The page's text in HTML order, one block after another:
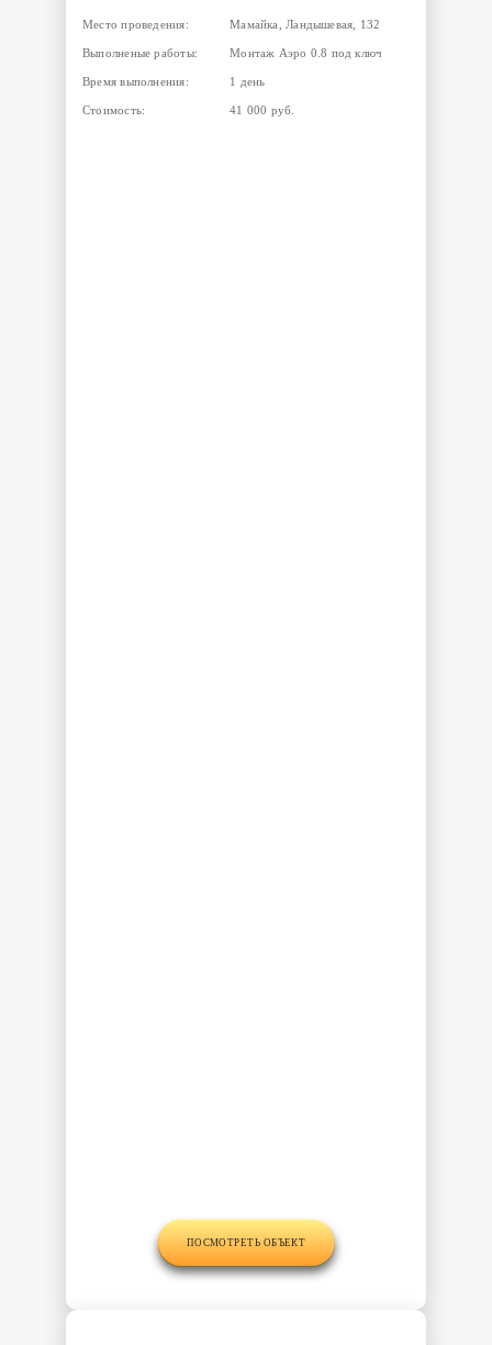
Место проведения: Мамайка, Ландышевая, 132
Выполненые работы: Монтаж Аэро 0.8 под ключ
Время выполнения: 1 день
Стоимость: 41 000 руб.
ПОСМОТРЕТЬ ОБЪЕКТ